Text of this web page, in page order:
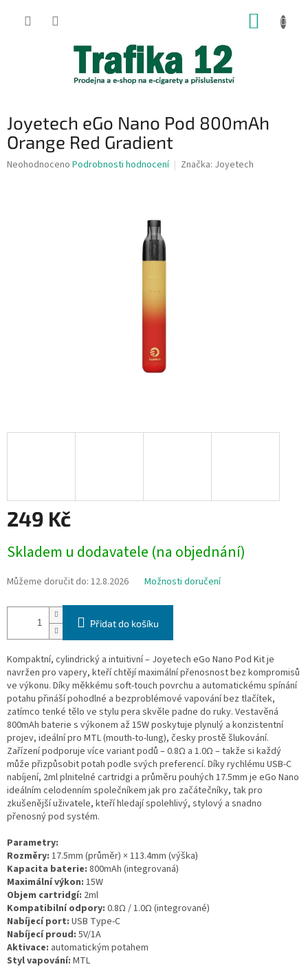
Joyetech eGo Nano Pod 800mAh
Orange Red Gradient
Průměrné
Neohodnoceno Podrobnosti hodnocení Značka: Joyetech
249 Kč
cena:
Skladem u dodavatele (na objednání)
Můžeme doručit do: 12.8.2026 Možnosti doručení
Přidat do košíku
Kompaktní, cylindrický a intuitivní – Joyetech eGo Nano Pod Kit je
navržen pro vapery, kteří chtějí maximální přenosnost bez kompromisů
ve výkonu. Díky měkkému soft-touch povrchu a automatickému spínání
potahu přináší pohodlné a bezproblémové vapování bez tlačítek,
zatímco tenké tělo ve stylu pera skvěle padne do ruky. Vestavěná
800mAh baterie s výkonem až 15W poskytuje plynulý a konzistentní
projev, ideální pro MTL (mouth-to-lung), česky prostě šlukování.
Zařízení podporuje více variant podů – 0.8Ω a 1.0Ω – takže si každý
může přizpůsobit potah podle svých preferencí. Díky rychlému USB-C
nabíjení, 2ml plnitelné cartridgi a průměru pouhých 17.5mm je eGo Nano
ideálním celodenním společníkem jak pro začátečníky, tak pro
zkušenější uživatele, kteří hledají spolehlivý, stylový a snadno
přenosný pod systém.
Parametry:
Rozměry: 17.5mm (průměr) × 113.4mm (výška)
Kapacita baterie: 800mAh (integrovaná)
Maximální výkon: 15W
Objem cartridgí: 2ml
Kompatibilní odpory: 0.8Ω / 1.0Ω (integrované)
Nabíjecí port: USB Type-C
Nabíjecí proud: 5V/1A
Aktivace: automatickým potahem
Styl vapování: MTL